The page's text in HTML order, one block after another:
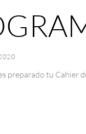
preparado tu Cahier